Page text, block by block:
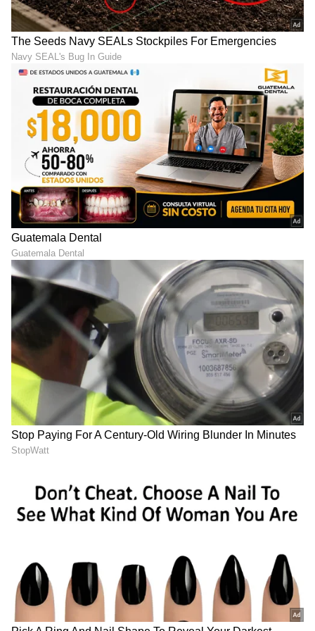
Shetty speech | Suvarna News
ಶೇ.50 ರಿಂದ ಶೇ.18 ಕ್ಕೆ TAX ಇಳಿಕೆ: ಮೋದಿ-
ಟ್ರಂಪ್ ಐತಿಹಾಸಿಕ ಒಪ್ಪಂದ | India US
Trade Deal | Party Rounds